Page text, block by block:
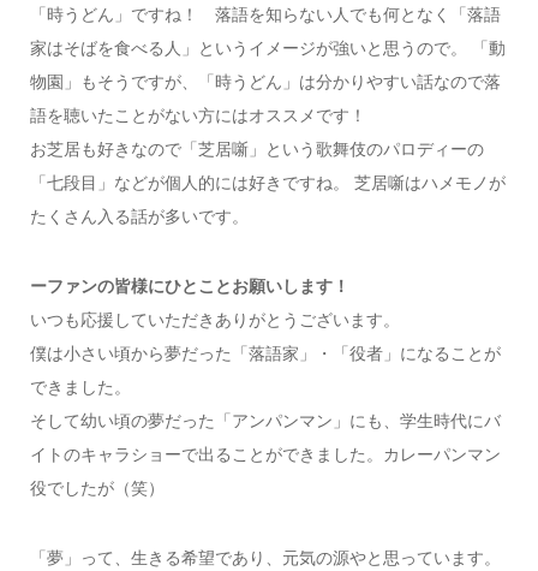
「時うどん」ですね！ 落語を知らない人でも何となく「落語
家はそばを食べる人」というイメージが強いと思うので。 「動
物園」もそうですが、「時うどん」は分かりやすい話なので落
語を聴いたことがない方にはオススメです！
お芝居も好きなので「芝居噺」という歌舞伎のパロディーの
「七段目」などが個人的には好きですね。 芝居噺はハメモノが
たくさん入る話が多いです。
ーファンの皆様にひとことお願いします！
いつも応援していただきありがとうございます。
僕は小さい頃から夢だった「落語家」・「役者」になることが
できました。
そして幼い頃の夢だった「アンパンマン」にも、学生時代にバ
イトのキャラショーで出ることができました。カレーパンマン
役でしたが（笑）
「夢」って、生きる希望であり、元気の源やと思っています。